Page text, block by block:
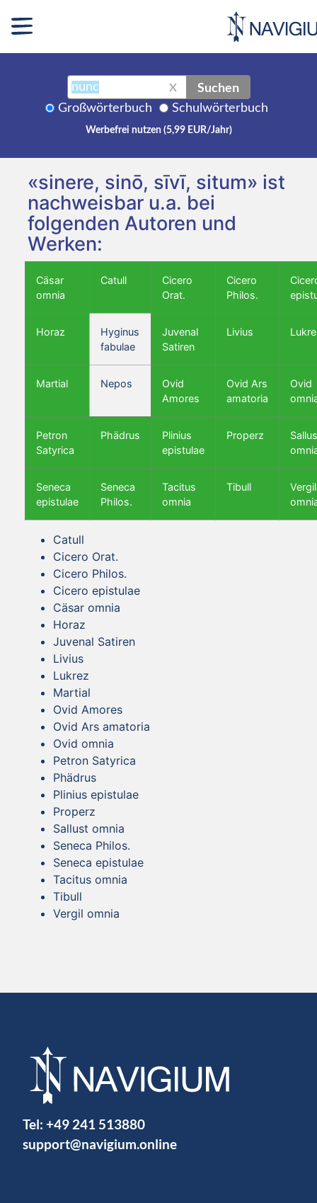
X Suchen
Großwörterbuch Schulwörterbuch
Werbefrei nutzen (5,99 EUR/Jahr)
«sinere, sinō, sīvī, situm» ist
nachweisbar u.a. bei
folgenden Autoren und
Werken:
Cäsar
omnia
Catull
Cicero
Orat.
Cicero
Philos.
Horaz
Hyginus
fabulae
Juvenal
Satiren
Livius
Martial Nepos
Ovid
Amores
Ovid Ars
amatoria
Ovid
Petron
Satyrica
Phädrus
Plinius
epistulae
Properz
Seneca
epistulae
Seneca
Philos.
Tacitus
omnia
Tibull
Vergil
Catull
Cicero Orat.
Cicero Philos.
Cicero epistulae
Cäsar omnia
Horaz
Juvenal Satiren
Livius
Lukrez
Martial
Ovid Amores
Ovid Ars amatoria
Ovid omnia
Petron Satyrica
Phädrus
Plinius epistulae
Properz
Sallust omnia
Seneca Philos.
Seneca epistulae
Tacitus omnia
Tibull
Vergil omnia
Tel: +49 241 513880
support@navigium.online